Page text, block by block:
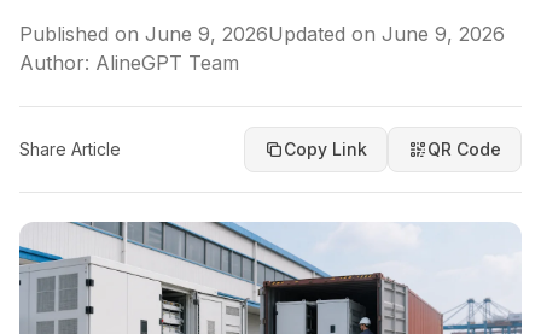
切换到中文
Published on June 9, 2026Updated on June 9, 2026
Author: AlineGPT Team
Share Article Copy Link QR Code